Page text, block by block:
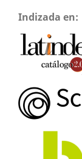
Indizada en: